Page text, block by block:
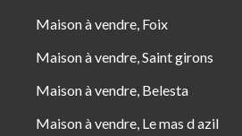
Maison à vendre, Foix
Maison à vendre, Saint girons
Maison à vendre, Belesta
Maison à vendre, Le mas d azil